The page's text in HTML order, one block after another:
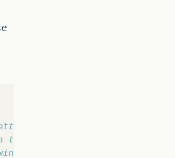
code (optional) "&gt;
the default look and feel.
lookandfeel/plaf.html